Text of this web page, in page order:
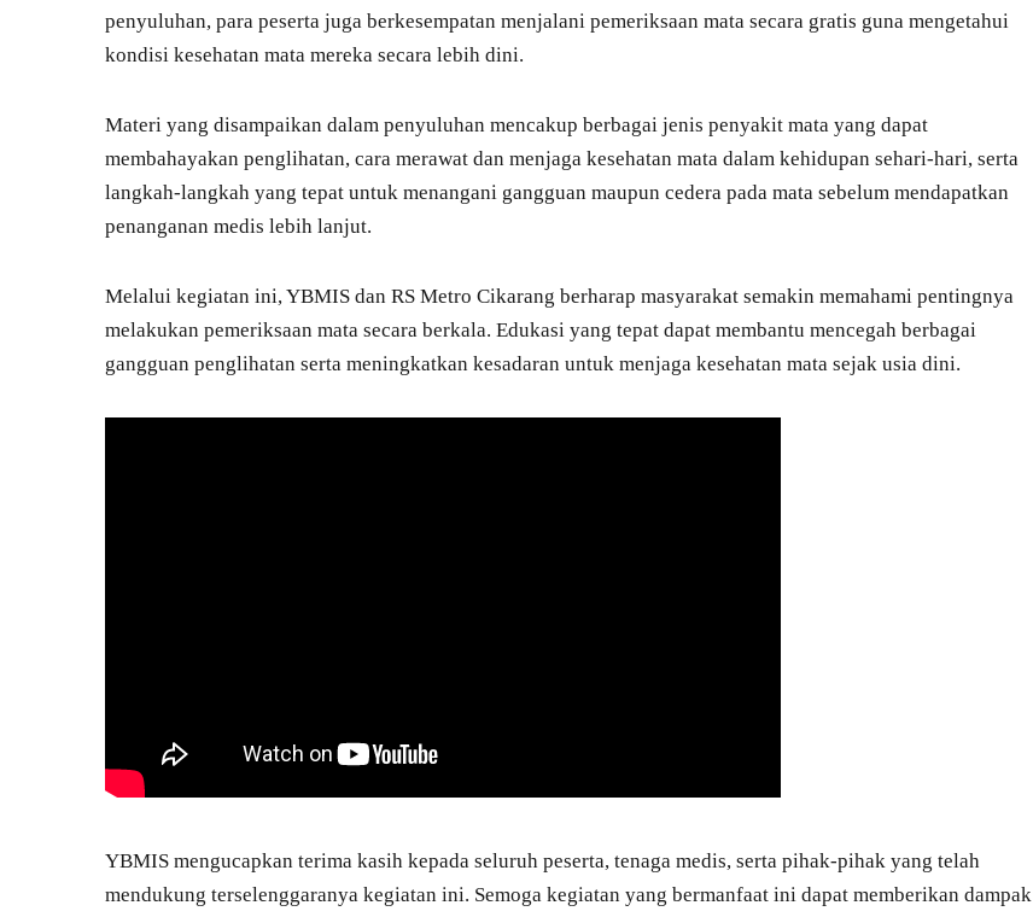
penyuluhan, para peserta juga berkesempatan menjalani pemeriksaan mata secara gratis guna mengetahui
kondisi kesehatan mata mereka secara lebih dini.
Materi yang disampaikan dalam penyuluhan mencakup berbagai jenis penyakit mata yang dapat
membahayakan penglihatan, cara merawat dan menjaga kesehatan mata dalam kehidupan sehari-hari, serta
langkah-langkah yang tepat untuk menangani gangguan maupun cedera pada mata sebelum mendapatkan
penanganan medis lebih lanjut.
Melalui kegiatan ini, YBMIS dan RS Metro Cikarang berharap masyarakat semakin memahami pentingnya
melakukan pemeriksaan mata secara berkala. Edukasi yang tepat dapat membantu mencegah berbagai
gangguan penglihatan serta meningkatkan kesadaran untuk menjaga kesehatan mata sejak usia dini.
YBMIS mengucapkan terima kasih kepada seluruh peserta, tenaga medis, serta pihak-pihak yang telah
mendukung terselenggaranya kegiatan ini. Semoga kegiatan yang bermanfaat ini dapat memberikan dampak